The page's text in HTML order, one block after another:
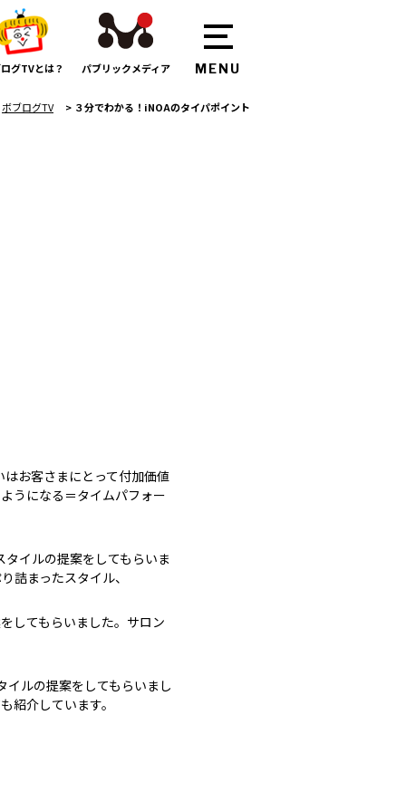
グTVとは？ パブリックメディア
ボブログTV > ３分でわかる！iNOAのタイパポイント
お客さまにとって付加価値
うになる＝タイムパフォー
イルの提案をしてもらいま
詰まったスタイル、
してもらいました。サロン
イルの提案をしてもらいまし
紹介しています。